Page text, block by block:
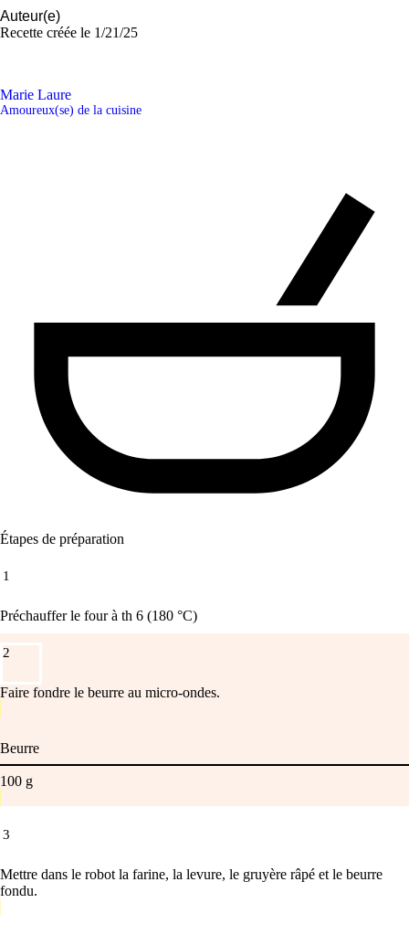
Auteur(e)
Recette créée le 1/21/25
Marie Laure
Amoureux(se) de la cuisine
Étapes de préparation
1
Préchauffer le four à th 6 (180 °C)
2
Faire fondre le beurre au micro-ondes.
Beurre
100 g
3
Mettre dans le robot la farine, la levure, le gruyère râpé et le beurre
fondu.